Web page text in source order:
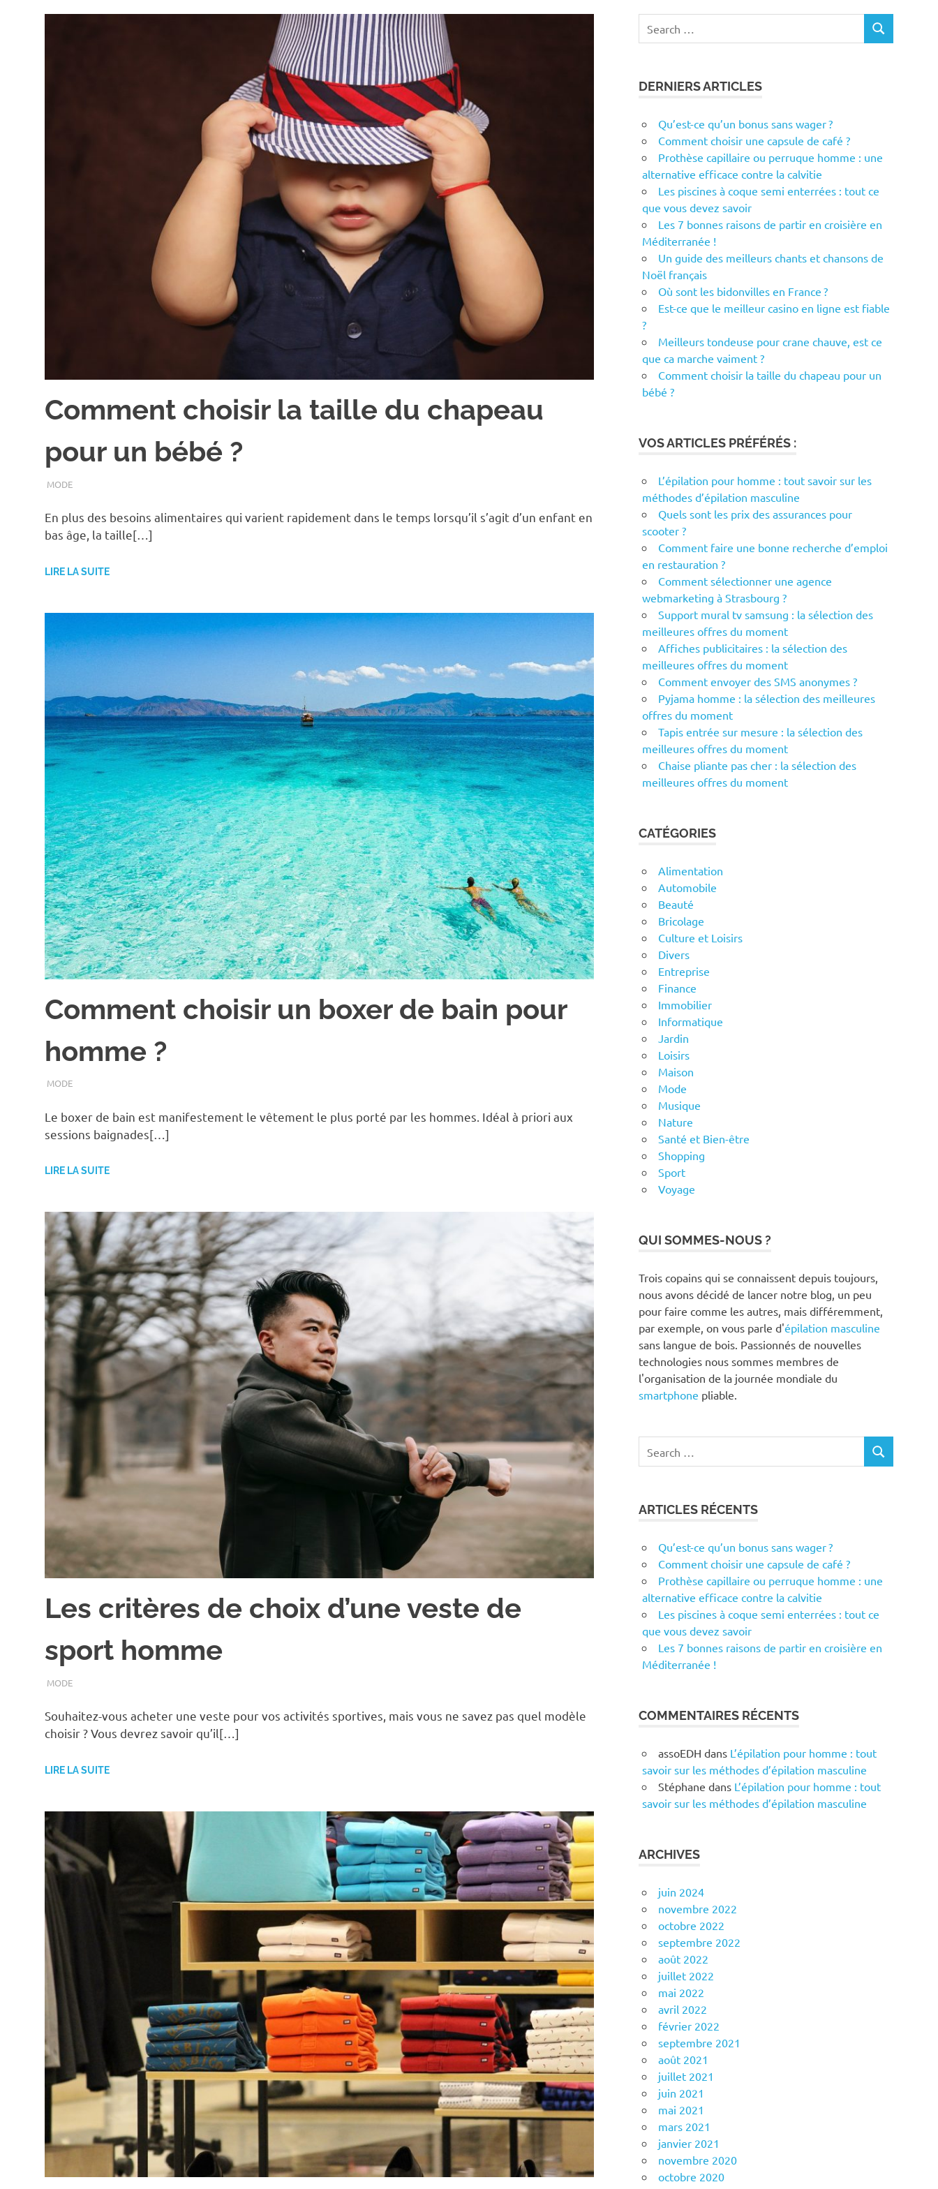
Comment choisir la taille du chapeau
pour un bébé ?
JUILLET 11, 2022
ASSOEDH
MODE
En plus des besoins alimentaires qui varient rapidement dans le temps lorsqu’il s’agit d’un enfant en
bas âge, la taille[…]
LIRE LA SUITE
Comment choisir un boxer de bain pour
homme ?
JUIN 21, 2021
ASSOEDH
MODE
Le boxer de bain est manifestement le vêtement le plus porté par les hommes. Idéal à priori aux
sessions baignades[…]
LIRE LA SUITE
Les critères de choix d’une veste de
sport homme
MAI 21, 2021
ASSOEDH
MODE
Souhaitez-vous acheter une veste pour vos activités sportives, mais vous ne savez pas quel modèle
choisir ? Vous devrez savoir qu’il[…]
LIRE LA SUITE
for:
SEARCH
DERNIERS ARTICLES
Qu’est-ce qu’un bonus sans wager ?
Comment choisir une capsule de café ?
Prothèse capillaire ou perruque homme : une
alternative efficace contre la calvitie
Les piscines à coque semi enterrées : tout ce
que vous devez savoir
Les 7 bonnes raisons de partir en croisière en
Méditerranée !
Un guide des meilleurs chants et chansons de
Noël français
Où sont les bidonvilles en France ?
Est-ce que le meilleur casino en ligne est fiable
?
Meilleurs tondeuse pour crane chauve, est ce
que ca marche vaiment ?
Comment choisir la taille du chapeau pour un
bébé ?
VOS ARTICLES PRÉFÉRÉS :
L’épilation pour homme : tout savoir sur les
méthodes d’épilation masculine
Quels sont les prix des assurances pour
scooter ?
Comment faire une bonne recherche d’emploi
en restauration ?
Comment sélectionner une agence
webmarketing à Strasbourg ?
Support mural tv samsung : la sélection des
meilleures offres du moment
Affiches publicitaires : la sélection des
meilleures offres du moment
Comment envoyer des SMS anonymes ?
Pyjama homme : la sélection des meilleures
offres du moment
Tapis entrée sur mesure : la sélection des
meilleures offres du moment
Chaise pliante pas cher : la sélection des
meilleures offres du moment
CATÉGORIES
Alimentation
Automobile
Beauté
Bricolage
Culture et Loisirs
Divers
Entreprise
Finance
Immobilier
Informatique
Jardin
Loisirs
Maison
Mode
Musique
Nature
Santé et Bien-être
Shopping
Sport
Voyage
QUI SOMMES-NOUS ?
Trois copains qui se connaissent depuis toujours,
nous avons décidé de lancer notre blog, un peu
pour faire comme les autres, mais différemment,
par exemple, on vous parle d'épilation masculine
sans langue de bois. Passionnés de nouvelles
technologies nous sommes membres de
l'organisation de la journée mondiale du
smartphone pliable.
for:
SEARCH
ARTICLES RÉCENTS
Qu’est-ce qu’un bonus sans wager ?
Comment choisir une capsule de café ?
Prothèse capillaire ou perruque homme : une
alternative efficace contre la calvitie
Les piscines à coque semi enterrées : tout ce
que vous devez savoir
Les 7 bonnes raisons de partir en croisière en
Méditerranée !
COMMENTAIRES RÉCENTS
assoEDH dans L’épilation pour homme : tout
savoir sur les méthodes d’épilation masculine
Stéphane dans L’épilation pour homme : tout
savoir sur les méthodes d’épilation masculine
ARCHIVES
juin 2024
novembre 2022
octobre 2022
septembre 2022
août 2022
juillet 2022
mai 2022
avril 2022
février 2022
septembre 2021
août 2021
juillet 2021
juin 2021
mai 2021
mars 2021
janvier 2021
novembre 2020
octobre 2020